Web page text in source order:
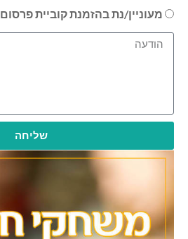
מעוניין/נת בהזמנת קוביית פרסום
שליחה